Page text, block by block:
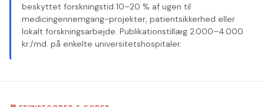
beskyttet forskningstid 10–20 % af ugen til
medicingennemgang-projekter, patientsikkerhed eller
lokalt forskningsarbejde. Publikationstillæg 2.000–4.000
kr./md. på enkelte universitetshospitaler.